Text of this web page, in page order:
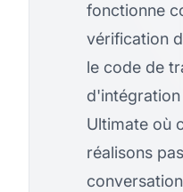
fonctionne
vérification
le code de
Ultimate où
réalisons